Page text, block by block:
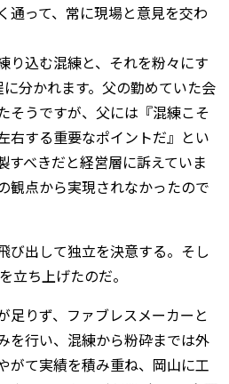
通って、常に現場と意見を交わ
り込む混練と、それを粉々にす
分かれます。父の勤めていた会
そうですが、父には『混練こそ
右する重要なポイントだ』とい
すべきだと経営層に訴えていま
観点から実現されなかったので
び出して独立を決意する。そし
立ち上げたのだ。
足りず、ファブレスメーカーと
を行い、混練から粉砕までは外
がて実績を積み重ね、岡山に工